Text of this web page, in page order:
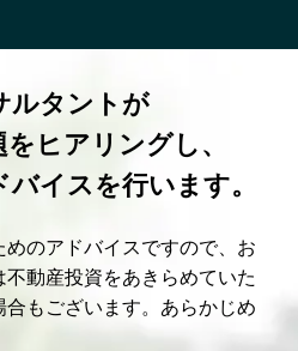
ルタントが
ヒアリングし、
イスを行います。
のアドバイスですので、お
動産投資をあきらめていた
もございます。あらかじめ